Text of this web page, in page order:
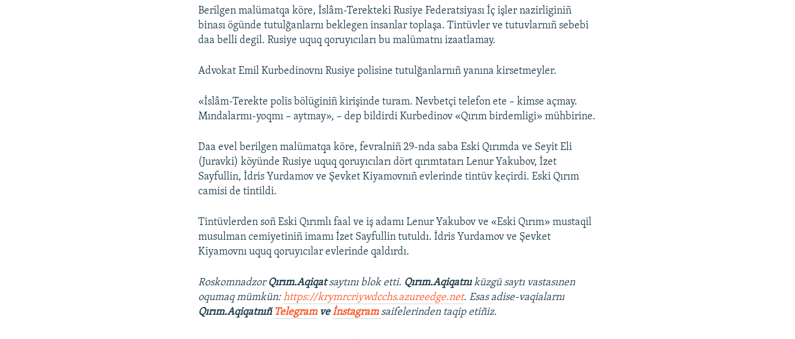
Berilgen malümatqa köre, İslâm-Terekteki Rusiye Federatsiyası İç işler nazirliginiñ
binası ögünde tutulğanlarnı beklegen insanlar toplaşa. Tintüvler ve tutuvlarnıñ sebebi
daa belli degil. Rusiye uquq qoruyıcıları bu malümatnı izaatlamay.
Advokat Emil Kurbedinovnı Rusiye polisine tutulğanlarnıñ yanına kirsetmeyler.
«İslâm-Terekte polis bölüginiñ kirişinde turam. Nevbetçi telefon ete – kimse açmay.
Mındalarmı-yoqmı – aytmay», – dep bildirdi Kurbedinov «Qırım birdemligi» mühbirine.
Daa evel berilgen malümatqa köre, fevralniñ 29-nda saba Eski Qırımda ve Seyit Eli
(Juravki) köyünde Rusiye uquq qoruyıcıları dört qırımtatarı Lenur Yakubov, İzet
Sayfullin, İdris Yurdamov ve Şevket Kiyamovnıñ evlerinde tintüv keçirdi. Eski Qırım
camisi de tintildi.
Tintüvlerden soñ Eski Qırımlı faal ve iş adamı Lenur Yakubov ve «Eski Qırım» mustaqil
musulman cemiyetiniñ imamı İzet Sayfullin tutuldı. İdris Yurdamov ve Şevket
Kiyamovnı uquq qoruyıcılar evlerinde qaldırdı.
Roskomnadzor Qırım.Aqiqatsaytını blok etti. Qırım.Aqiqatnıküzgü saytı vastasınen
oqumaq mümkün:https://krymrcriywdcchs.azureedge.net. Esas adise-vaqialarnı
Qırım.AqiqatnıñTelegramveİnstagram saifelerinden taqip etiñiz.